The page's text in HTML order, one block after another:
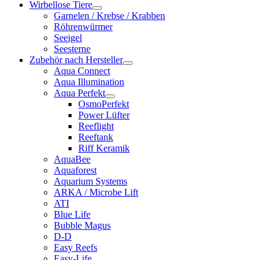
Wirbellose Tiere
Garnelen / Krebse / Krabben
Röhrenwürmer
Seeigel
Seesterne
Zubehör nach Hersteller
Aqua Connect
Aqua Illumination
Aqua Perfekt
OsmoPerfekt
Power Lüfter
Reeflight
Reeftank
Riff Keramik
AquaBee
Aquaforest
Aquarium Systems
ARKA / Microbe Lift
ATI
Blue Life
Bubble Magus
D-D
Easy Reefs